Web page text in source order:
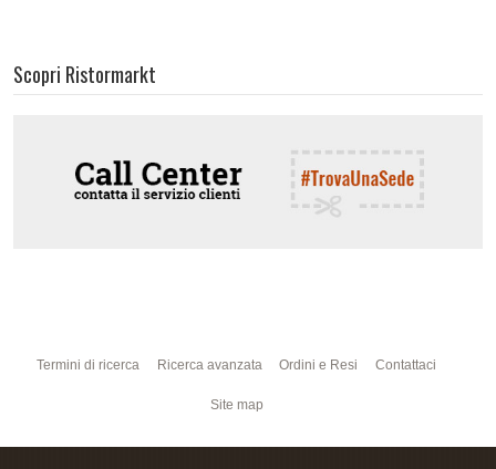
Scopri Ristormarkt
Termini di ricerca Ricerca avanzata Ordini e Resi Contattaci
Site map